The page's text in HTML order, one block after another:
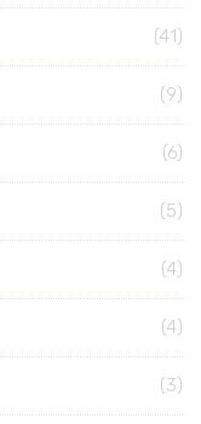
(41)
(9)
(6)
(5)
(4)
(4)
(3)